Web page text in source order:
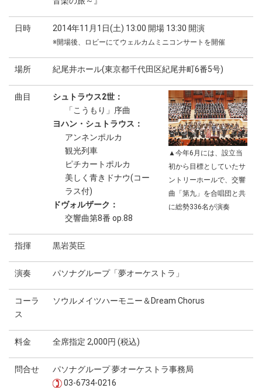
日時 2014年11月1日(土) 13:00 開場 13:30 開演
※開場後、ロビーにてウェルカムミニコンサートを開催
場所 紀尾井ホール(東京都千代田区紀尾井町6番5号)
曲目
シュトラウス2世：
「こうもり」序曲
ヨハン・シュトラウス：
アンネンポルカ
観光列車
ピチカートポルカ
美しく青きドナウ(コー
ラス付)
ドヴォルザーク：
交響曲第8番 op.88
▲今年6月には、設立当
初から目標としていたサ
ントリーホールで、交響
曲「第九」を合唱団と共
に総勢336名が演奏
指揮 黒岩英臣
演奏 パソナグループ「夢オーケストラ」
コーラ
ス
ソウルメイツハーモニー＆Dream Chorus
料金 全席指定 2,000円 (税込)
問合せ
パソナグループ 夢オーケストラ事務局
03-6734-0216